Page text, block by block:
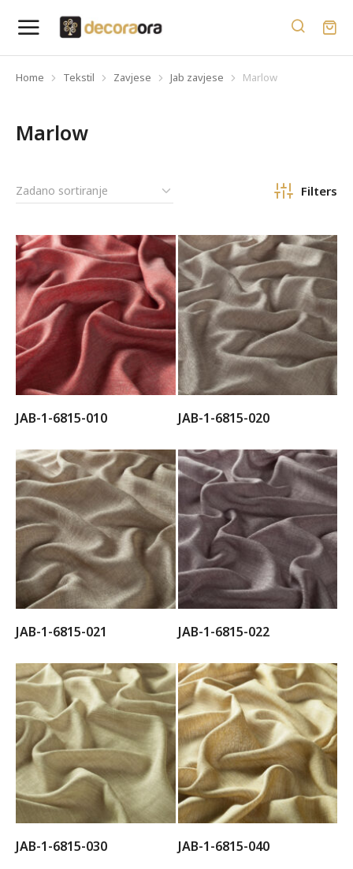
You are here:
Home Tekstil Zavjese Jab zavjese Marlow
Marlow
Filters
JAB-1-6815-010 JAB-1-6815-020
JAB-1-6815-021 JAB-1-6815-022
JAB-1-6815-030 JAB-1-6815-040